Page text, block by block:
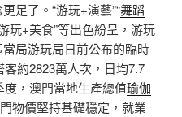
足了。“游玩+演藝”“舞蹈
玩+美食”等出色紛呈，游玩
局游玩局日前公布的臨時
約2823萬人次，日均7.7
，澳門當地生產總值瑜伽
物價堅持基礎穩定，就業